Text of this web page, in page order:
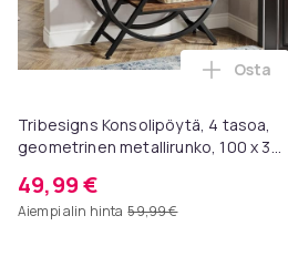
Tribesigns Konsolipöytä, 4 tasoa,
geometrinen metallirunko, 100 x 30
sohvapöytä
49,99 €
Aiempi alin hinta 59,99 €
Lisää
Osta